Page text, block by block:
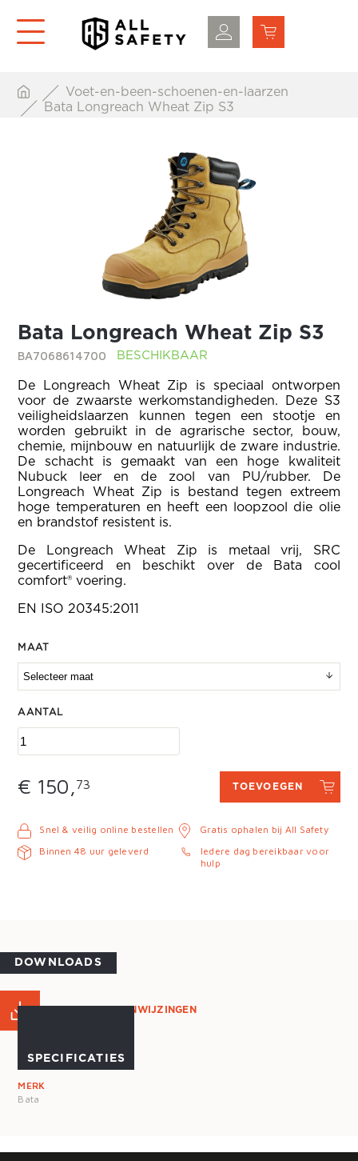
Voet-en-been-schoenen-en-laarzen
Bata Longreach Wheat Zip S3
Bata Longreach Wheat Zip S3
BA7068614700 BESCHIKBAAR
De Longreach Wheat Zip is speciaal ontworpen
voor de zwaarste werkomstandigheden. Deze S3
veiligheidslaarzen kunnen tegen een stootje en
worden gebruikt in de agrarische sector, bouw,
chemie, mijnbouw en natuurlijk de zware industrie.
De schacht is gemaakt van een hoge kwaliteit
Nubuck leer en de zool van PU/rubber. De
Longreach Wheat Zip is bestand tegen extreem
hoge temperaturen en heeft een loopzool die olie
en brandstof resistent is.
De Longreach Wheat Zip is metaal vrij, SRC
gecertificeerd en beschikt over de Bata cool
comfort® voering.
EN ISO 20345:2011
MAAT
AANTAL
€ 150,73 TOEVOEGEN
Snel & veilig online bestellen
Binnen 48 uur geleverd
Gratis ophalen bij All Safety
Iedere dag bereikbaar voor
hulp
DOWNLOADS
GEBRUIKSAANWIJZINGEN
SPECIFICATIES
MERK
Bata